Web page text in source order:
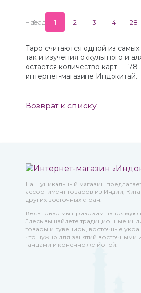
Назад 1 2 3 4 28
Таро считаются одной из
так и изучения оккультного и
остается количество карт —
интернет-магазине Индокитай.
Возврат к списку
Наш уникальный магазин
ассортимент товаров из Индии,
других восточных стран.
Весь товар мы привозим напрямую
Здесь вы найдете традиционные
товары и сувениры, восточные
что нужно для занятий восточными
танцами и конечно же йогой.